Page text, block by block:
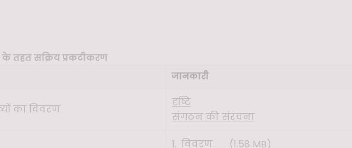
तहत सक्रिय प्रकटीकरण
जानकारी
का विवरण
दृष्टि
संगठन की संरचना
1. विवरण
(1.58 MB)